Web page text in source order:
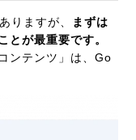
りますが、
まずは
とが最重要です。
ンテンツ」は、Go